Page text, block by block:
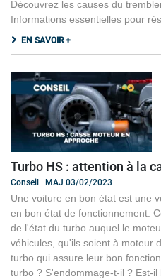
Découvrez les causes du
Informations essentielles pour
EN SAVOIR +
Turbo HS : attention à la
Conseil | MAJ 03/02/2023
Une voiture en bon état est une
en bon état de fonctionnement.
de l'état du turbo auquel le
véhicules, qu'ils soient à moteur
turbo qui assure leur bon
turbo ? S'endommage-t-il ? Est-